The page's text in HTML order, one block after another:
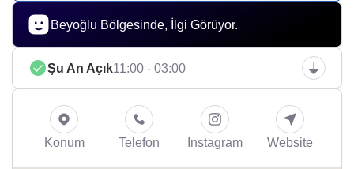
Beyoğlu Bölgesinde, İlgi Görüyor.
Şu An Açık11:00 - 03:00
Konum Telefon Instagram Website